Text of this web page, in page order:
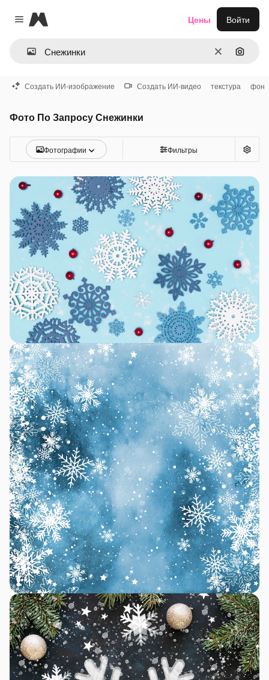
Close menu
Magnific
ОчиститьПоиск
Цены Войти
Создать ИИ-изображение Создать ИИ-видео текстура фон
Фото По Запросу Снежинки
Фотографии Фильтры